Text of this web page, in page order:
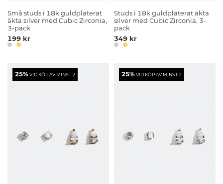
Små studs i 18k guldpläterat
äkta silver med Cubic Zirconia,
3-pack
199 kr
Studs i 18k guldpläterat äkta
silver med Cubic Zirconia, 3-
pack
349 kr
25%VID KÖP AV MINST 2 25%VID KÖP AV MINST 2